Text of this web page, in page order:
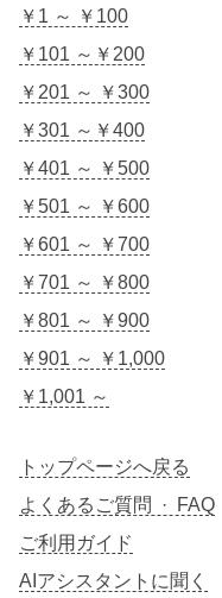
￥1 ～ ￥100
￥101 ～￥200
￥201 ～ ￥300
￥301 ～￥400
￥401 ～ ￥500
￥501 ～ ￥600
￥601 ～ ￥700
￥701 ～ ￥800
￥801 ～ ￥900
￥901 ～ ￥1,000
￥1,001 ～
トップページへ戻る
よくあるご質問 · FAQ
ご利用ガイド
AIアシスタントに聞く